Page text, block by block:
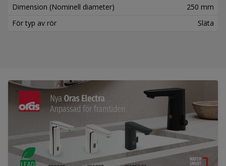
Dimension (Nominell diameter)
250 mm
För typ av rör
Släta